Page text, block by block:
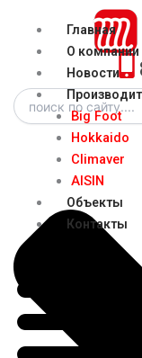
содержимому
Главная
О компании
Новости
Big Foot
Hokkaido
Climaver
AISIN
Объекты
Контакты
Search